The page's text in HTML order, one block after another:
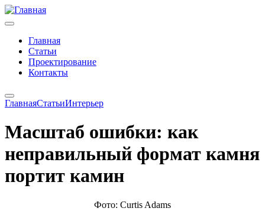
Главная
Статьи
Проектирование
Контакты
ГлавнаяСтатьиИнтерьер
Масштаб ошибки: как
неправильный формат камня
портит камин
Фото: Curtis Adams